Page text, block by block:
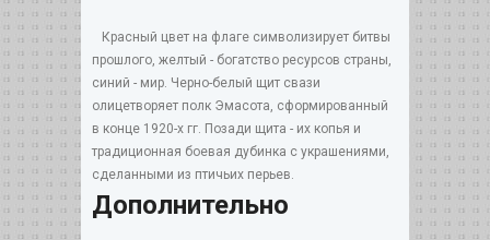
Красный цвет на флаге символизирует битвы
прошлого, желтый - богатство ресурсов страны,
синий - мир. Черно-белый щит свази
олицетворяет полк Эмасота, сформированный
в конце 1920-х гг. Позади щита - их копья и
традиционная боевая дубинка с украшениями,
сделанными из птичьих перьев.
Дополнительно